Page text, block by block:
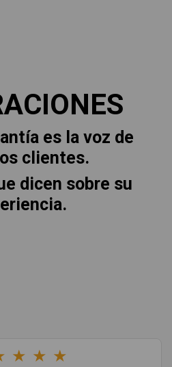
es la voz de
clientes.
dicen sobre su
★ ★ ★